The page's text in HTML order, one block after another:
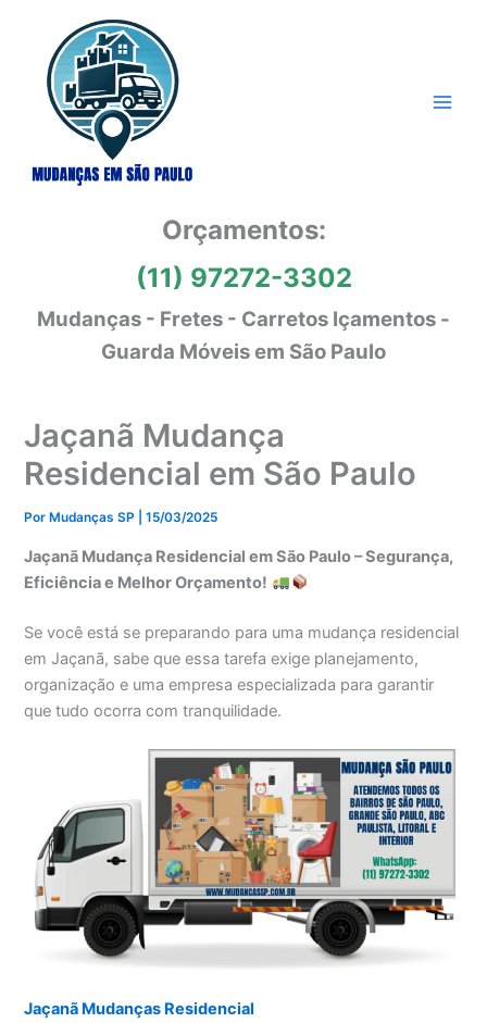
conteúdo
Orçamentos:
(11) 97272-3302
Mudanças - Fretes - Carretos Içamentos -
Guarda Móveis em São Paulo
Jaçanã Mudança
Residencial em São Paulo
Por Mudanças SP |15/03/2025
Jaçanã Mudança Residencial em São Paulo – Segurança,
Eficiência e Melhor Orçamento!
Se você está se preparando para uma mudança residencial
em Jaçanã, sabe que essa tarefa exige planejamento,
organização e uma empresa especializada para garantir
que tudo ocorra com tranquilidade.
Jaçanã Mudanças Residencial